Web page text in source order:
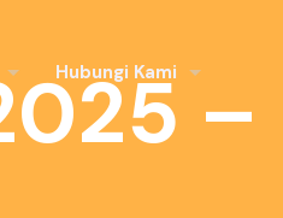
Hubungi Kami